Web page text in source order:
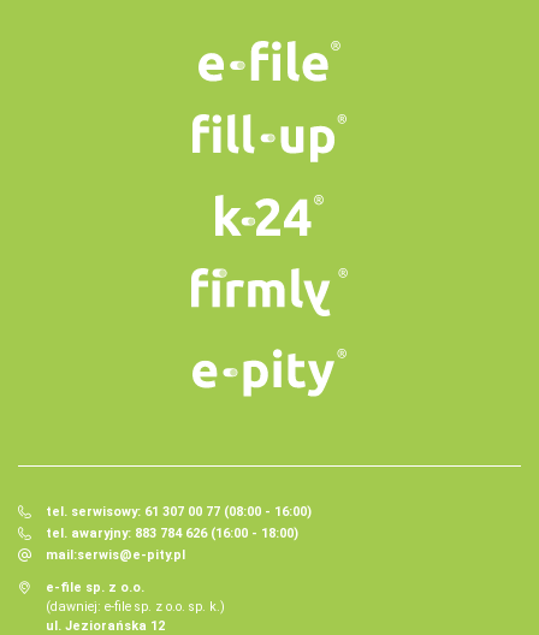
tel. serwisowy: 61 307 00 77 (08:00 - 16:00)
tel. awaryjny: 883 784 626 (16:00 - 18:00)
mail:serwis@e-pity.pl
e-file sp. z o.o.
(dawniej: e-file sp. z o.o. sp. k.)
ul. Jeziorańska 12